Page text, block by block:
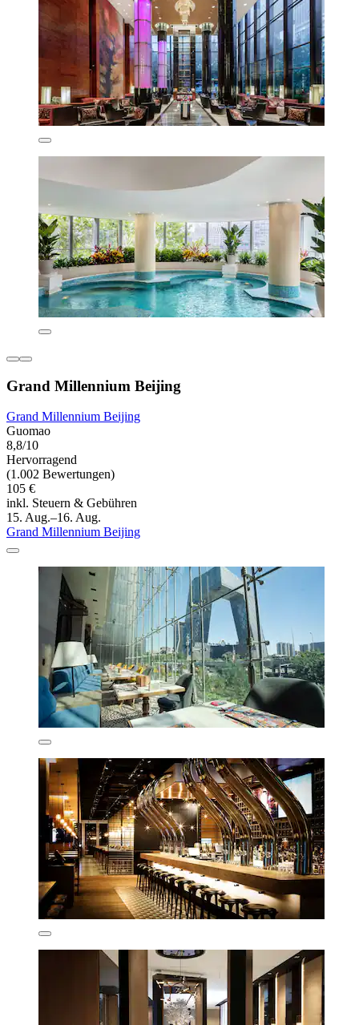
Grand Millennium Beijing
Grand Millennium Beijing
Guomao
8,8/10
Hervorragend
(1.002 Bewertungen)
105 €
inkl. Steuern & Gebühren
15. Aug.–16. Aug.
Grand Millennium Beijing